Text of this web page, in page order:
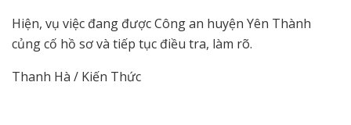
Hiện, vụ việc đang được Công an huyện Yên Thành
củng cố hồ sơ và tiếp tục điều tra, làm rõ.
Thanh Hà / Kiến Thức